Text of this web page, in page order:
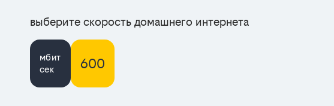
выберите скорость домашнего интернета
мбит
сек
600